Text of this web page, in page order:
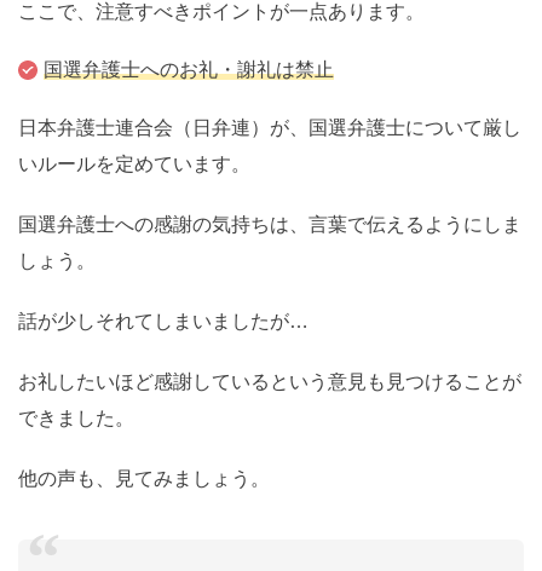
ここで、注意すべきポイントが一点あります。
国選弁護士へのお礼・謝礼は禁止
日本弁護士連合会（日弁連）が、国選弁護士について厳し
いルールを定めています。
国選弁護士への感謝の気持ちは、言葉で伝えるようにしま
しょう。
話が少しそれてしまいましたが…
お礼したいほど感謝しているという意見も見つけることが
できました。
他の声も、見てみましょう。